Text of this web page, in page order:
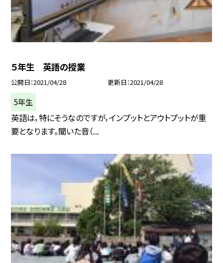
５年生 英語の授業
公開日 2021/04/28 更新日 2021/04/28
5年生
英語は，特にそうなのですが，インプットとアウトプットが重
要となります。聞いた音（...